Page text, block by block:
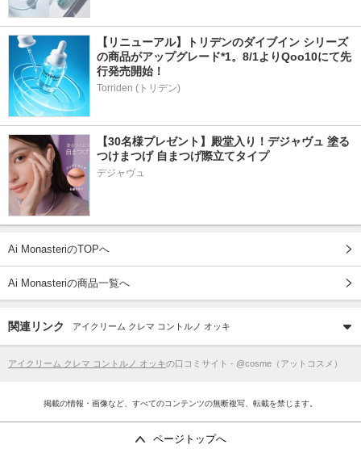
【リニューアル】トリデンのダイブイン シリーズ
の商品がアップグレード*1。8/1よりQoo10にて先
行発売開始！
Torriden (トリデン)
【30名様プレゼント】殿堂入り！デジャヴュ 塗る
つけまつげ 自まつげ際立てタイプ
デジャヴュ
Ai MonasteriのTOPへ
Ai Monasteriの商品一覧へ
関連リンク アイクリーム クレマ コントルノ オッキ
アイクリーム クレマ コントルノ オッキの口コミサイト - @cosme（アットコスメ）
掲載の情報・画像など、すべてのコンテンツの無断複写、転載を禁じます。
ページトップへ